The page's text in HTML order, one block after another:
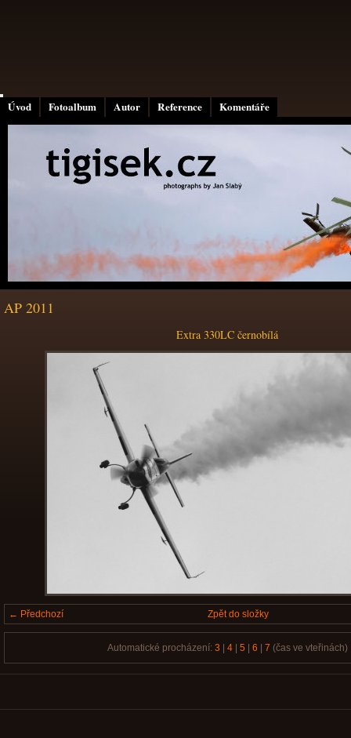
Úvod Fotoalbum Autor Reference Komentáře
AP 2011
Extra 330LC černobílá
← Předchozí Zpět do složky
Automatické procházení: 3 4| 5| 6 7 (čas ve vteřinách)